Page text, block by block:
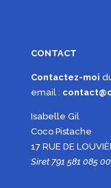
CONTACT
Contactez-moi
email :
Isabelle Gil
Coco Pistache
17 RUE DE
Siret 791 581 085